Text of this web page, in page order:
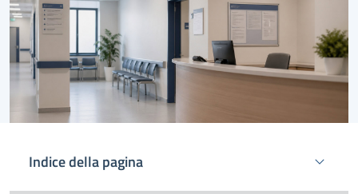
Indice della pagina